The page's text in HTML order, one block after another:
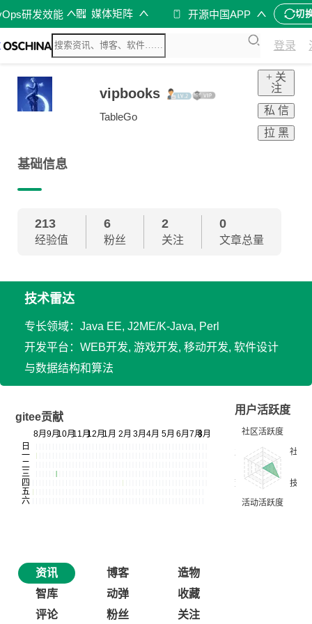
研发效能 媒体矩阵 开源中国APP 切
登录
vipbooks
TableGo
+ 关
注
私 信
拉 黑
基础信息
213
经验值
6
粉丝
2
关注
0
文章总量
技术雷达
专长领域：Java EE, J2ME/K-Java, Perl
开发平台：WEB开发, 游戏开发, 移动开发, 软件设计
与数据结构和算法
gitee贡献
用户活跃度
资讯 博客
造物
智库
动弹
收藏
评论
粉丝 关注